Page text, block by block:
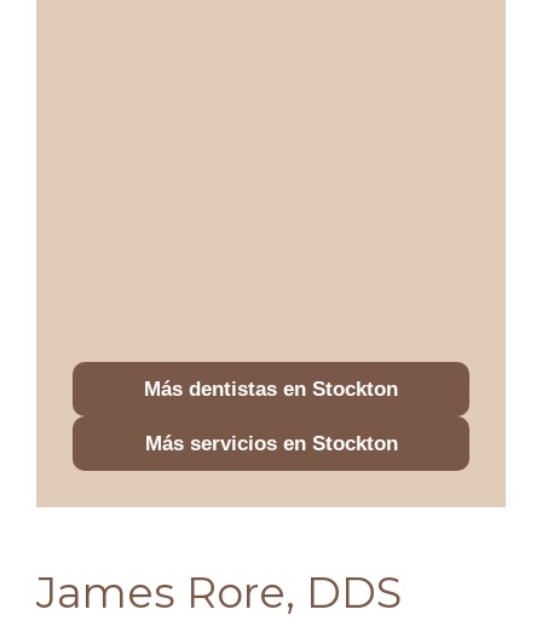
Más dentistas en Stockton
Más servicios en Stockton
James Rore, DDS